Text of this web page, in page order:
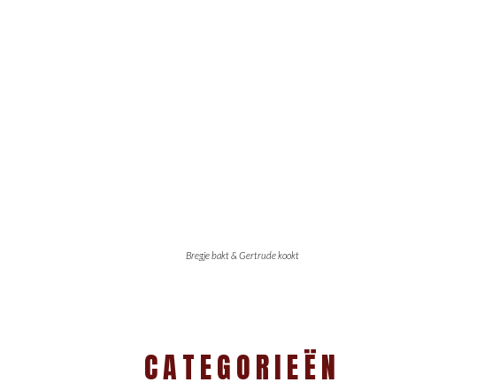
Bregje bakt & Gertrude kookt
CATEGORIEËN